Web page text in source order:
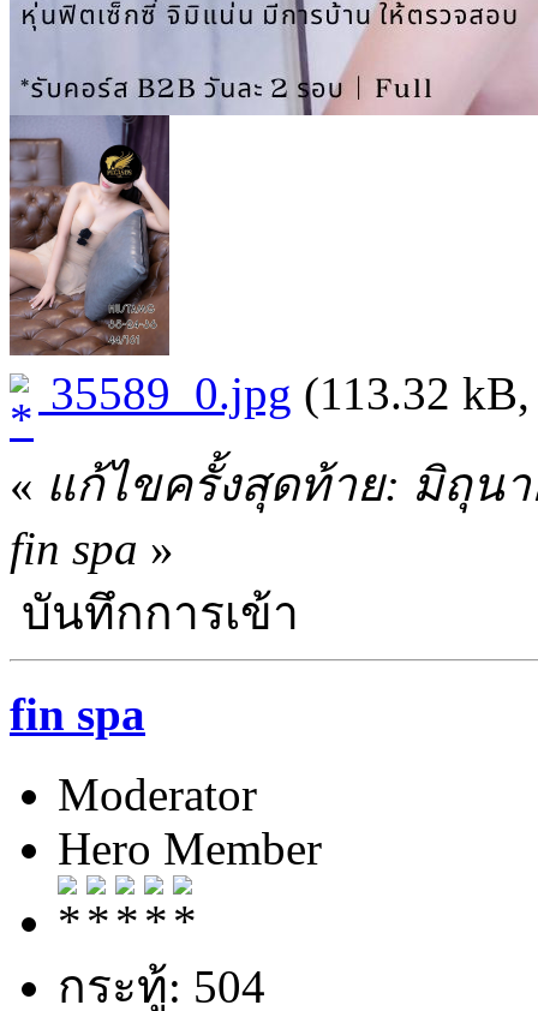
35589_0.jpg (113.32
« แก้ไขครั้งสุดท้าย: มิถุนา
fin spa »
บันทึกการเข้า
fin spa
Moderator
Hero Member
กระทู้: 504